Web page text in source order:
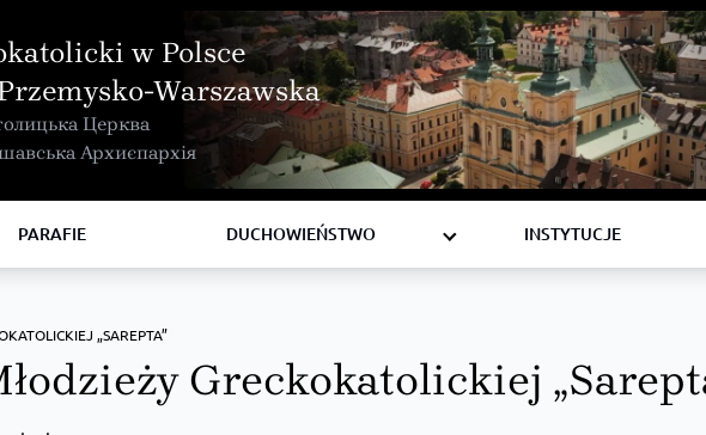
w Polsce
Warszawska
Церква
Архиєпархія
PARAFIE
DUCHOWIEŃSTWO
BISKUPI
KSIĘŻA
INSTYTUCJE
„SAREPTA”
Greckokatolickiej